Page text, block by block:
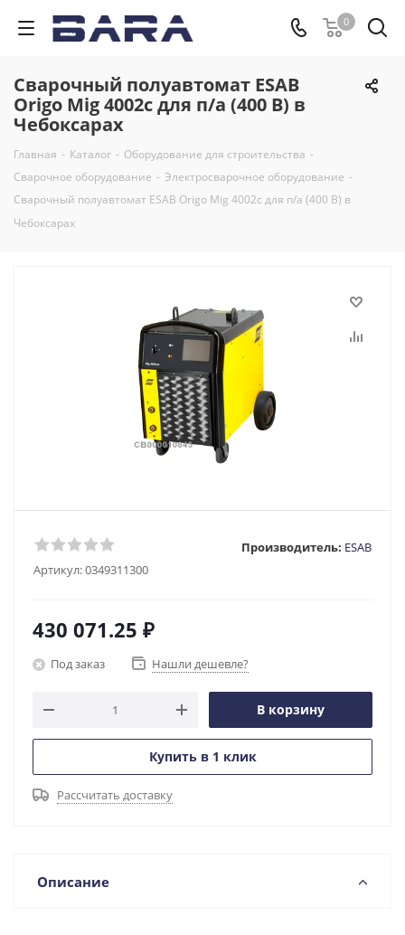
0
Сварочный полуавтомат ESAB
Origo Mig 4002с для п/а (400 В) в
Чебоксарах
Главная - Каталог - Оборудование для строительства -
Сварочное оборудование - Электросварочное оборудование -
Сварочный полуавтомат ESAB Origo Mig 4002с для п/а (400 В) в
Чебоксарах
Артикул:0349311300
Производитель: ESAB
430 071.25 ₽
Под заказ Нашли дешевле?
В корзину
Купить в 1 клик
Рассчитать доставку
Описание